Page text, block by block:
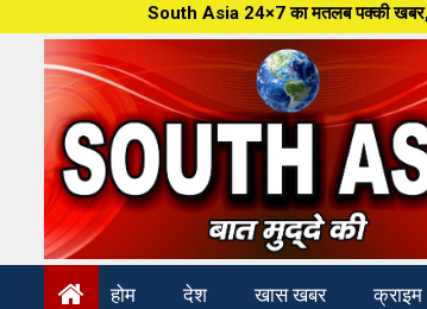
to
content
South Asia 24×7 का मतलब पक्की खबर, देश और जहान की
होम देश खास खबर क्राइम